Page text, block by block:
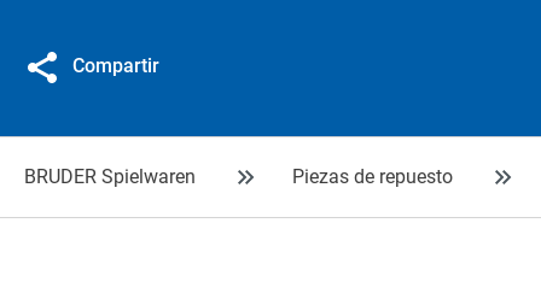
Compartir
BRUDER Spielwaren Piezas de repuesto